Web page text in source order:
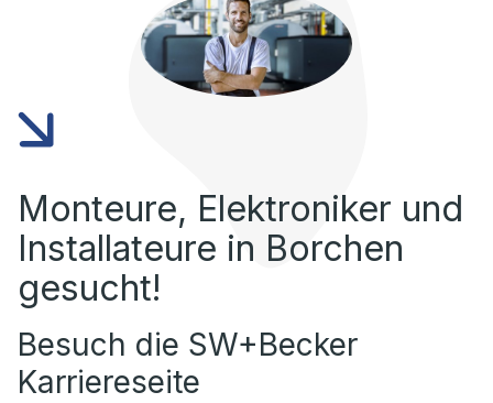
Monteure, Elektroniker und
Installateure in Borchen
gesucht!
Besuch die SW+Becker
Karriereseite